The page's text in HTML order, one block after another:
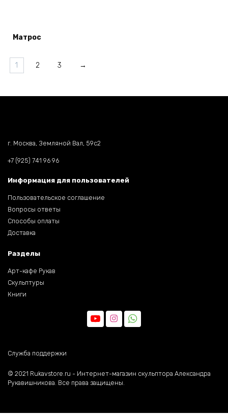
Матрос
1 2 3 →
г. Москва, Земляной Вал, 59c2
+7 (925) 741 96 96
Информация для пользователей
Пользовательское соглашение
Вопросы ответы
Способы оплаты
Доставка
Разделы
Арт-кафе Рукав
Скульптуры
Книги
Служба поддержки
©️ 2021 Rukavstore.ru - Интернет-магазин скульптора Александра
Рукавишникова. Все права защищены.